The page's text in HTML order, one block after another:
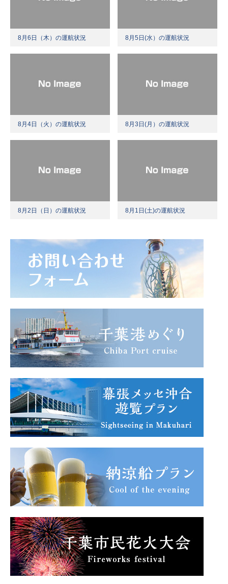
8月6日（木）の運航状況 8月5日(水）の運航状況
8月4日（火）の運航状況 8月3日(月）の運航状況
8月2日（日）の運航状況 8月1日(土)の運航状況